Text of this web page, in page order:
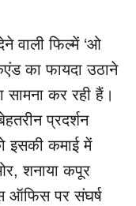
वाली फिल्में ‘ओ
का फायदा उठाने
सामना कर रही हैं।
प्रदर्शन
इसकी कमाई में
शनाया कपूर
ऑफिस पर संघर्ष